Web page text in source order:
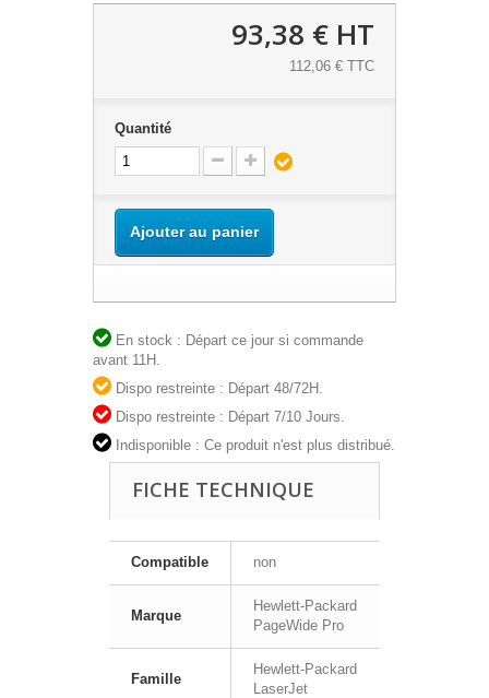
93,38 € HT
112,06 € TTC
Quantité
Ajouter au panier
En stock : Départ ce jour si commande
avant 11H.
Dispo restreinte : Départ 48/72H.
Dispo restreinte : Départ 7/10 Jours.
Indisponible : Ce produit n'est plus distribué.
FICHE TECHNIQUE
Compatible non
Marque
Hewlett-Packard
PageWide Pro
Famille
Hewlett-Packard
LaserJet